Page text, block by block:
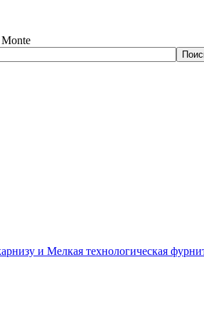
и Мелкая технологическая